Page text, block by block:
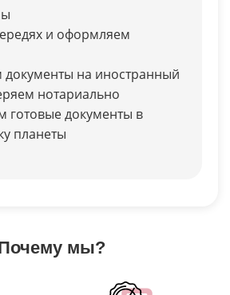
и оформляем
на иностранный
нотариально
готовые документы в
планеты
мы?